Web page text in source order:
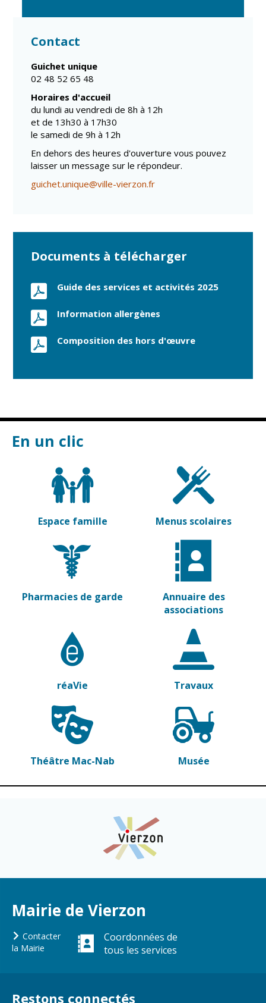
Contact
Guichet unique
02 48 52 65 48
Horaires d'accueil
du lundi au vendredi de 8h à 12h
et de 13h30 à 17h30
le samedi de 9h à 12h
En dehors des heures d'ouverture vous pouvez
laisser un message sur le répondeur.
guichet.unique@ville-vierzon.fr
Documents à télécharger
Guide des services et activités 2025
Information allergènes
Composition des hors d'œuvre
En un clic
Espace famille Menus scolaires
Pharmacies de garde
Annuaire des
associations
réaVie Travaux
Théâtre Mac-Nab Musée
Mairie de Vierzon
Contacter
la Mairie
Coordonnées de
tous les services
Restons connectés